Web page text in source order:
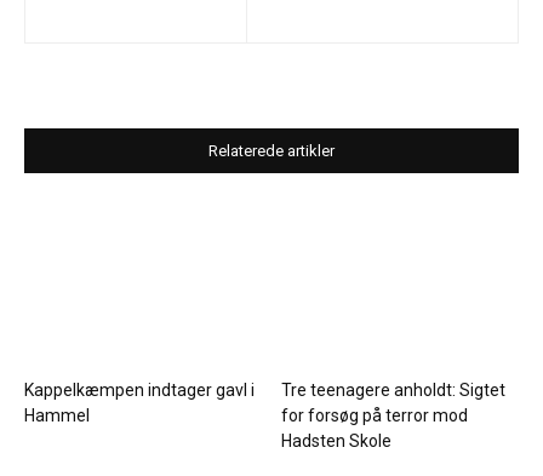
Relaterede artikler
Kappelkæmpen indtager gavl i
Hammel
Tre teenagere anholdt: Sigtet
for forsøg på terror mod
Hadsten Skole